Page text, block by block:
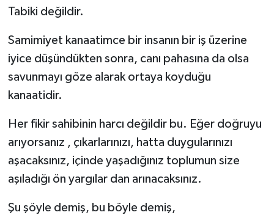
Tabiki değildir.
Samimiyet kanaatimce bir insanın bir iş üzerine
iyice düşündükten sonra, canı pahasına da olsa
savunmayı göze alarak ortaya koyduğu
kanaatidir.
Her fikir sahibinin harcı değildir bu. Eğer doğruyu
arıyorsanız , çıkarlarınızı, hatta duygularınızı
aşacaksınız, içinde yaşadığınız toplumun size
aşıladığı ön yargılar dan arınacaksınız.
Şu şöyle demiş, bu böyle demiş,